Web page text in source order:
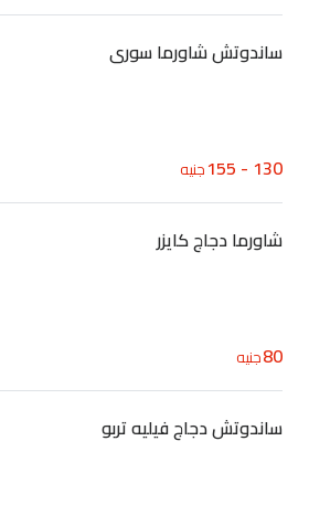
ساندوتش شاورما سورى
130 - 155 جنيه
شاورما دجاج كايزر
80جنيه
ساندوتش دجاج فيليه تربو